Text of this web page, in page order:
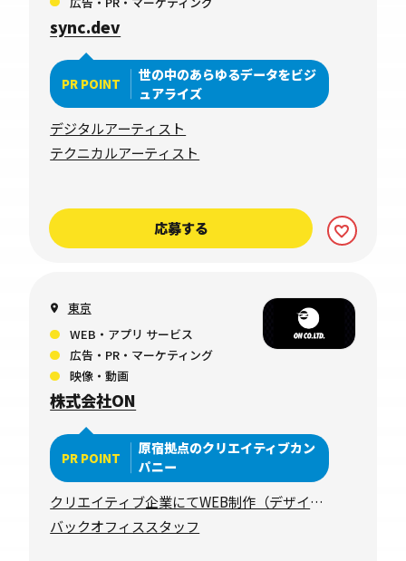
sync.dev
PR POINT
世の中のあらゆるデータをビジ
ュアライズ
デジタルアーティスト
テクニカルアーティスト
応募する
東京
WEB・アプリ サービス
広告・PR・マーケティング
映像・動画
株式会社ON
PR POINT
原宿拠点のクリエイティブカン
パニー
クリエイティブ企業にてWEB制作（デザイ
ン・コーディング）
バックオフィススタッフ